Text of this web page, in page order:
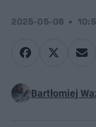
2025-05-08
Bartłomiej